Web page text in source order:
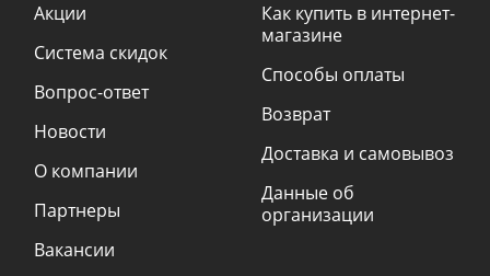
Акции
Система скидок
Вопрос-ответ
Новости
О компании
Партнеры
Вакансии
Как купить в интернет-
магазине
Способы оплаты
Возврат
Доставка и самовывоз
Данные об
организации